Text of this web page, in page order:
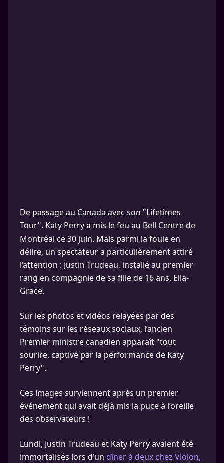
De passage au Canada avec son "Lifetimes
Tour", Katy Perry a mis le feu au Bell Centre de
Montréal ce 30 juin. Mais parmi la foule en
délire, un spectateur a particulièrement attiré
l’attention : Justin Trudeau, installé au premier
rang en compagnie de sa fille de 16 ans, Ella-
Grace.
Sur les photos et vidéos relayées par des
témoins sur les réseaux sociaux, l’ancien
Premier ministre canadien apparaît "tout
sourire, captivé par la performance de Katy
Perry".
Ces images surviennent après un premier
événement qui avait déjà mis la puce à l’oreille
des observateurs !
Lundi, Justin Trudeau et Katy Perry avaient été
immortalisés lors d’un dîner à deux chez Violon,